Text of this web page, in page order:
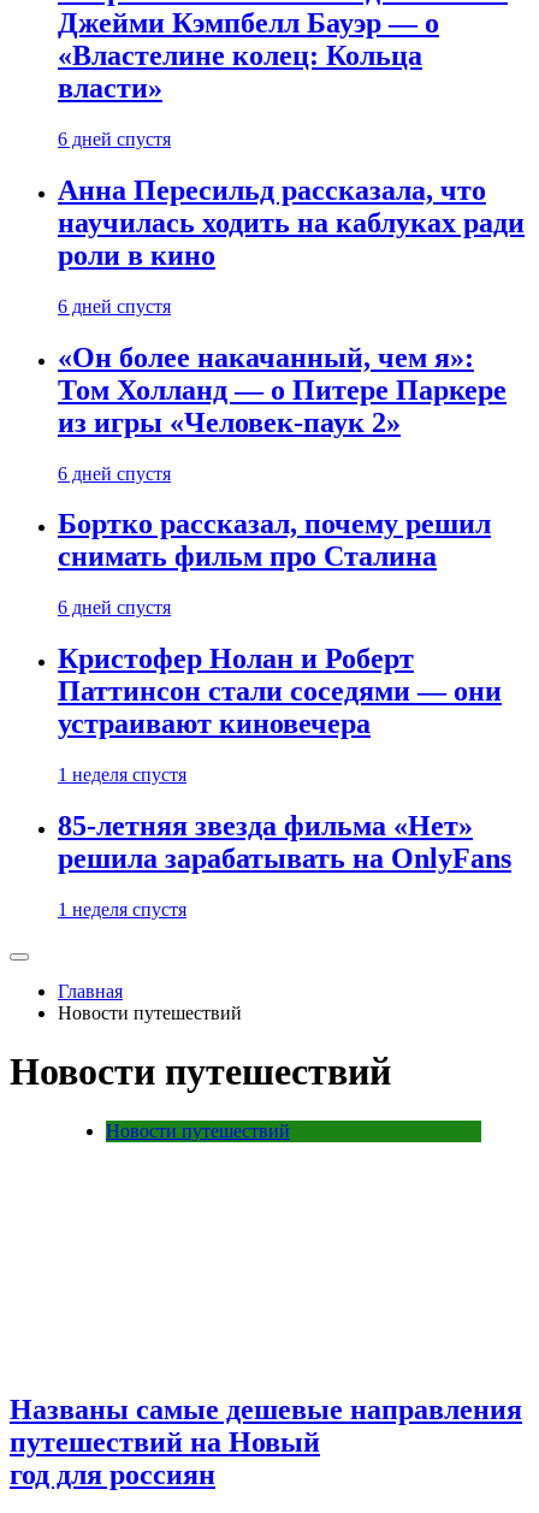
Джейми Кэмпбелл Бауэр — о
«Властелине колец: Кольца
власти»
6 дней спустя
Анна Пересильд рассказала, что
научилась ходить на каблуках ради
роли в кино
6 дней спустя
«Он более накачанный, чем я»:
Том Холланд — о Питере Паркере
из игры «Человек-паук 2»
6 дней спустя
Бортко рассказал, почему решил
снимать фильм про Сталина
6 дней спустя
Кристофер Нолан и Роберт
Паттинсон стали соседями — они
устраивают киновечера
1 неделя спустя
85-летняя звезда фильма «Нет»
решила зарабатывать на OnlyFans
1 неделя спустя
Главная
Новости путешествий
Новости путешествий
Новости путешествий
Названы самые дешевые направления
путешествий на Новый
год для россиян